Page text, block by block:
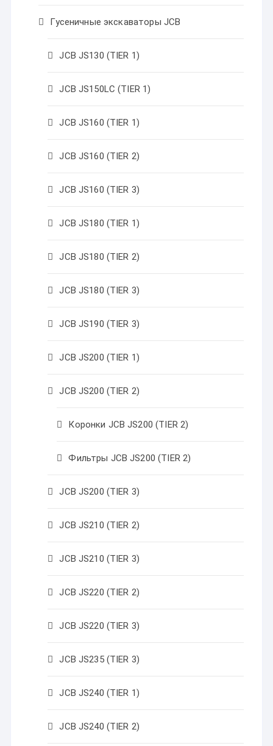
Гусеничные экскаваторы JCB
JCB JS130 (TIER 1)
JCB JS150LC (TIER 1)
JCB JS160 (TIER 1)
JCB JS160 (TIER 2)
JCB JS160 (TIER 3)
JCB JS180 (TIER 1)
JCB JS180 (TIER 2)
JCB JS180 (TIER 3)
JCB JS190 (TIER 3)
JCB JS200 (TIER 1)
JCB JS200 (TIER 2)
Коронки JCB JS200 (TIER 2)
Фильтры JCB JS200 (TIER 2)
JCB JS200 (TIER 3)
JCB JS210 (TIER 2)
JCB JS210 (TIER 3)
JCB JS220 (TIER 2)
JCB JS220 (TIER 3)
JCB JS235 (TIER 3)
JCB JS240 (TIER 1)
JCB JS240 (TIER 2)